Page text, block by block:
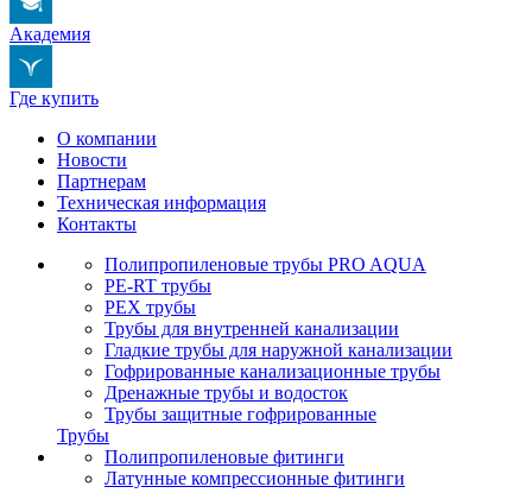
Академия
Где купить
О компании
Новости
Партнерам
Техническая информация
Контакты
Полипропиленовые трубы PRO AQUA
PE-RT трубы
PEX трубы
Трубы для внутренней канализации
Гладкие трубы для наружной канализации
Гофрированные канализационные трубы
Дренажные трубы и водосток
Трубы защитные гофрированные
Трубы
Полипропиленовые фитинги
Латунные компрессионные фитинги